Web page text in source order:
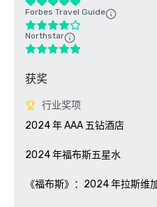
Forbes Travel Guide
Northstar
获奖
行业奖项
2024 年 AAA 五钻酒店
2024 年福布斯五星水
《福布斯》：2024 年拉斯维